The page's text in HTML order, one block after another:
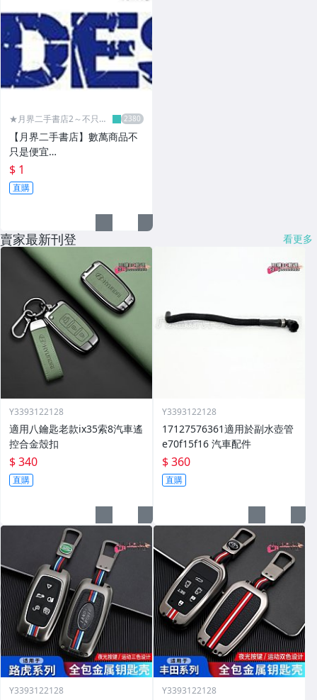
★月界二手書店2～不只是
【月界二手書店】數萬商品不
只是便宜…
$ 1
直購
賣家最新刊登 看更多
Y3393122128
適用八鑰匙老款ix35索8汽車遙
控合金殼扣
$ 340
直購
Y3393122128
17127576361適用於副水壺管
e70f15f16 汽車配件
$ 360
直購
Y3393122128 Y3393122128